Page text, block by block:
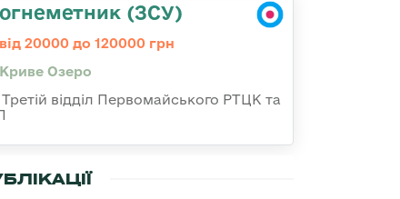
(ЗСУ)
від 20000 до 120000 грн
Криве Озеро
Третій відділ Первомайського РТЦК та